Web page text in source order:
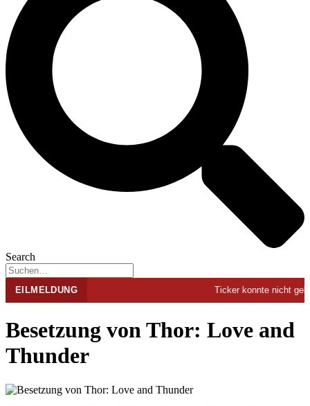
Search
EILMELDUNG Ticker konnte nicht
Besetzung von Thor: Love and
Thunder